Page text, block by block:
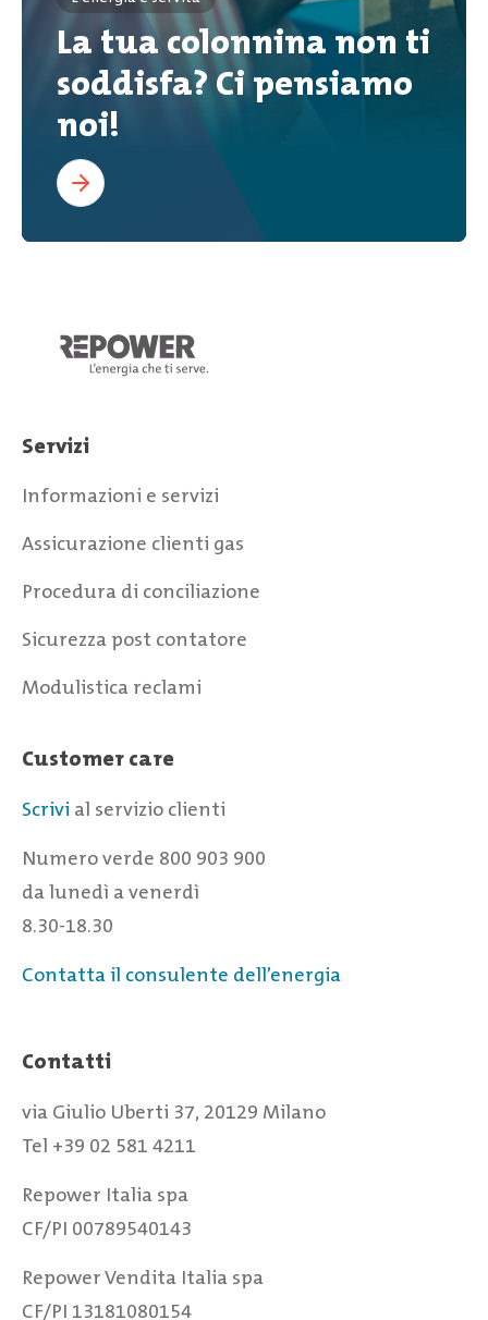
La tua colonnina non ti
soddisfa? Ci pensiamo
noi!
Servizi
Informazioni e servizi
Assicurazione clienti gas
Procedura di conciliazione
Sicurezza post contatore
Modulistica reclami
Customer care
Scrivi al servizio clienti
Numero verde 800 903 900
da lunedì a venerdì
8.30-18.30
Contatta il consulente dell’energia
Contatti
via Giulio Uberti 37, 20129 Milano
Tel +39 02 581 4211
Repower Italia spa
CF/PI 00789540143
Repower Vendita Italia spa
CF/PI 13181080154